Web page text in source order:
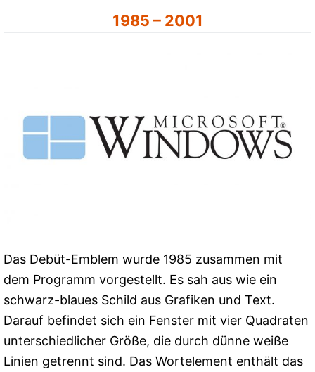
1985 – 2001
Das Debüt-Emblem wurde 1985 zusammen mit
dem Programm vorgestellt. Es sah aus wie ein
schwarz-blaues Schild aus Grafiken und Text.
Darauf befindet sich ein Fenster mit vier Quadraten
unterschiedlicher Größe, die durch dünne weiße
Linien getrennt sind. Das Wortelement enthält das